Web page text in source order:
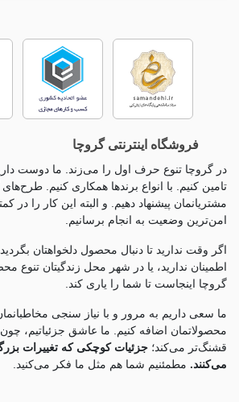
فروشگاه اینترنتی گروچا
در گروچا تنوع حرف اول را می‌زند. ما دوست
تامین کنیم. با انواع برندها همکاری کنیم. طرح‌های
مشتریانمان پیشنهاد دهیم. و البته این کار را در
امن‌ترین وضعیت به انجام برسانیم.
اگر وقت ندارید تا دنبال محصول دلخواهتان
اطمینان ندارید، یا در شهر محل زندگیتان تنوع
گروچا اینجاست تا شما را یاری کند.
ما سعی داریم به مرور و با نیاز سنجی
محصولاتمان اضافه کنیم. ما عاشق جزئياتیم،
قشنگ‌تر می‌کند؛ جزئیات کوچکی که تغییرات
می‌کنند. مطمئنیم شما هم مثل ما فکر می‌کنید.